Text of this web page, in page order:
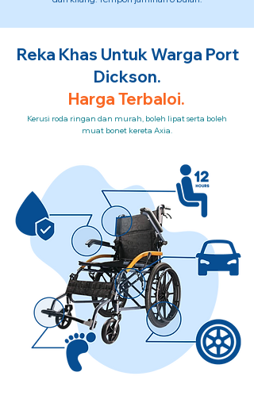
Reka Khas Untuk Warga Port
Dickson.
Harga Terbaloi.
Kerusi roda ringan dan murah, boleh lipat serta boleh
muat bonet kereta Axia.